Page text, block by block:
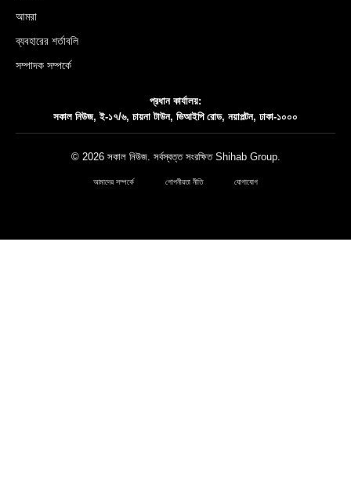
আমরা
ব্যবহারের শর্তাবলি
সম্পাদক সম্পর্কে
প্রধান কার্যালয়:
সকাল নিউজ, ই-১৭/৬, চায়না টাউন, ভিআইপি রোড, নয়াপল্টন, ঢাকা-১০০০
© 2026 সকাল নিউজ. সর্বস্বত্ত সংরক্ষিত Shihab Group.
আমাদের সম্পর্কে গোপনীয়তা নীতি যোগাযোগ